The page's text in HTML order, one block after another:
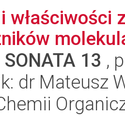
właściwości
SONATA 13 ,
dr Mateusz